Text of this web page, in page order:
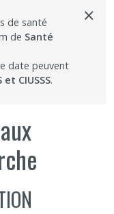
de santé
de Santé
date peuvent
et CIUSSS.
×